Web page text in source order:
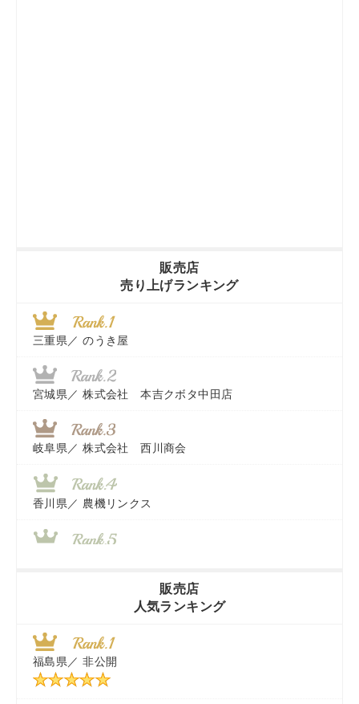
販売店
売り上げランキング
三重県／ のうき屋
宮城県／ 株式会社 本吉クボタ中田店
岐阜県／ 株式会社 西川商会
香川県／ 農機リンクス
近江商事合同会社：「茨城中古農建機販売」
千葉県／ 株式会社テクノ・タカ
販売店
人気ランキング
福島県／ 非公開